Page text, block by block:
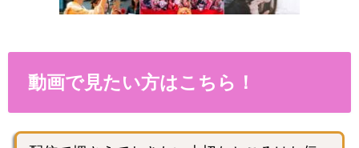
動画で見たい方はこちら！